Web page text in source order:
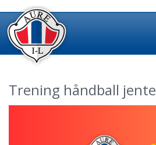
Trening håndball